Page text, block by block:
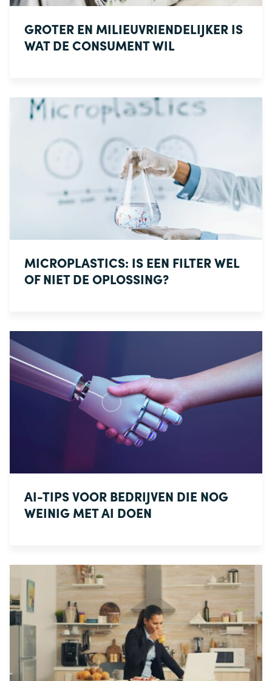
GROTER EN MILIEUVRIENDELIJKER IS
WAT DE CONSUMENT WIL
MICROPLASTICS: IS EEN FILTER WEL
OF NIET DE OPLOSSING?
AI-TIPS VOOR BEDRIJVEN DIE NOG
WEINIG MET AI DOEN